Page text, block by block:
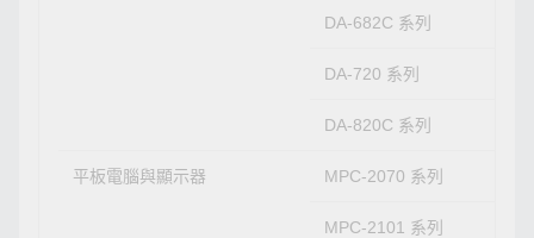
DA-682C 系列
DA-720 系列
DA-820C 系列
平板電腦與顯示器 MPC-2070 系列
MPC-2101 系列